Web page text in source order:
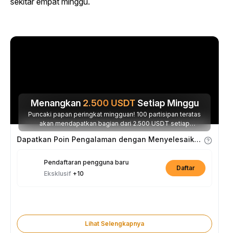
Menangkan 2.500 USDT Setiap Minggu
Puncaki papan peringkat mingguan! 100 partisipan teratas
akan mendapatkan bagian dari 2.500 USDT setiap
minggunya.
Dapatkan Poin Pengalaman dengan Menyelesaikan Tugas
Pendaftaran pengguna baru
Eksklusif +10
Daftar
Lihat Selengkapnya